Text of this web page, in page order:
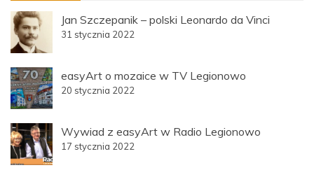
Jan Szczepanik – polski Leonardo da Vinci
31 stycznia 2022
easyArt o mozaice w TV Legionowo
20 stycznia 2022
Wywiad z easyArt w Radio Legionowo
17 stycznia 2022